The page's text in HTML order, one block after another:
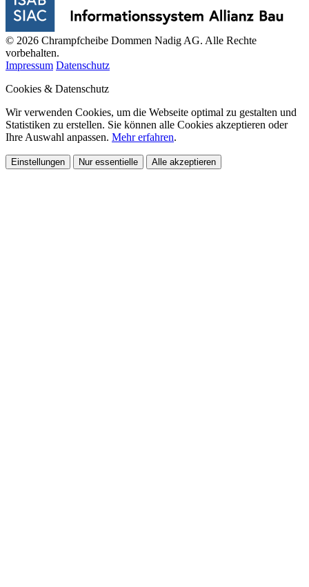
© 2026 Chrampfcheibe Dommen Nadig AG. Alle Rechte
vorbehalten.
Impressum Datenschutz
Cookies & Datenschutz
Wir verwenden Cookies, um die Webseite optimal zu gestalten und
Statistiken zu erstellen. Sie können alle Cookies akzeptieren oder
Ihre Auswahl anpassen. Mehr erfahren.
Einstellungen Nur essentielle Alle akzeptieren